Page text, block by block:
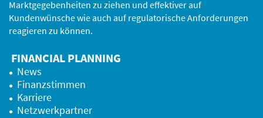
Marktgegebenheiten zu ziehen und effektiver auf
Kundenwünsche wie auch auf regulatorische Anforderungen
reagieren zu können.
FINANCIAL PLANNING
News
Finanzstimmen
Karriere
Netzwerkpartner